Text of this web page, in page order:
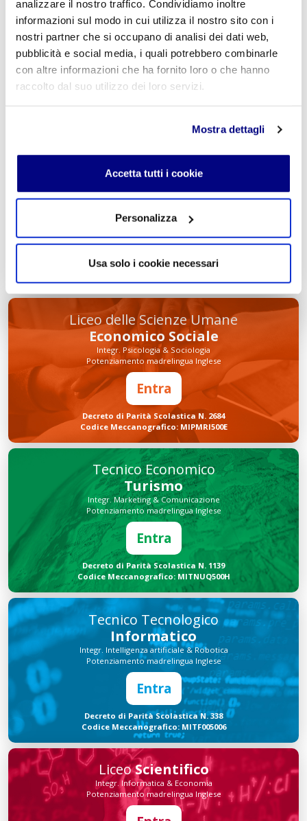
analizzare il nostro traffico. Condividiamo inoltre
informazioni sul modo in cui utilizza il nostro sito con i
nostri partner che si occupano di analisi dei dati web,
pubblicità e social media, i quali potrebbero combinarle
con altre informazioni che ha fornito loro o che hanno
raccolto dal suo utilizzo dei loro servizi.
Mostra dettagli
Accetta tutti i cookie
Personalizza
Usa solo i cookie necessari
Commento*
Acconsento al trattamento deidati personali *
INVIA COMMENTO
Liceo delle Scienze Umane
Economico Sociale
Integr. Psicologia & Sociologia
Potenziamento madrelingua Inglese
Entra
Decreto di Parità Scolastica N. 2684
Codice Meccanografico: MIPMRI500E
Tecnico Economico
Turismo
Integr. Marketing & Comunicazione
Potenziamento madrelingua Inglese
Entra
Decreto di Parità Scolastica N. 1139
Codice Meccanografico: MITNUQ500H
Tecnico Tecnologico
Informatico
Integr. Intelligenza artificiale & Robotica
Potenziamento madrelingua Inglese
Entra
Decreto di Parità Scolastica N. 338
Codice Meccanografico: MITF005006
LiceoScientifico
Integr. Informatica & Economia
Potenziamento madrelingua Inglese